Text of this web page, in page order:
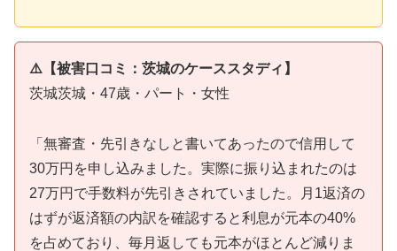
⚠️【被害口コミ：茨城のケーススタディ】
茨城茨城・47歳・パート・女性
「無審査・先引きなしと書いてあったので信用して
30万円を申し込みました。実際に振り込まれたのは
27万円で手数料が先引きされていました。月1返済の
はずが返済額の内訳を確認すると利息が元本の40%
を占めており、毎月返しても元本がほとんど減りま